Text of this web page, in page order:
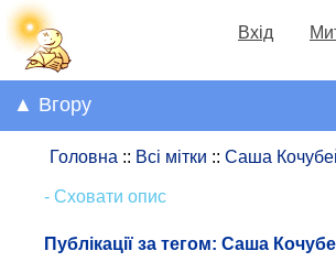
Вхід
▲ Вгору
Головна :: Всі мітки :: Саша
- Сховати опис
Публікації за тегом: Саша